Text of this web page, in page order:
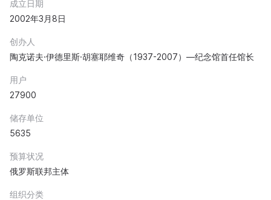
成立日期
2002年3月8日
创办人
陶克诺夫·伊德里斯·胡塞耶维奇（1937-2007）—纪念馆首任馆长
用户
27900
储存单位
5635
预算状况
俄罗斯联邦主体
组织分类